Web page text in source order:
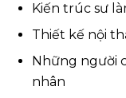
Kiến trúc sư
Thiết kế nội
Những người
nhân